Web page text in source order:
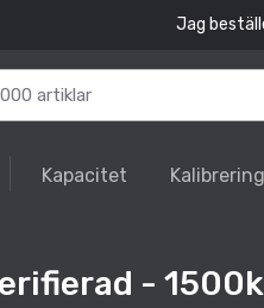
Jag
Kapacitet
-